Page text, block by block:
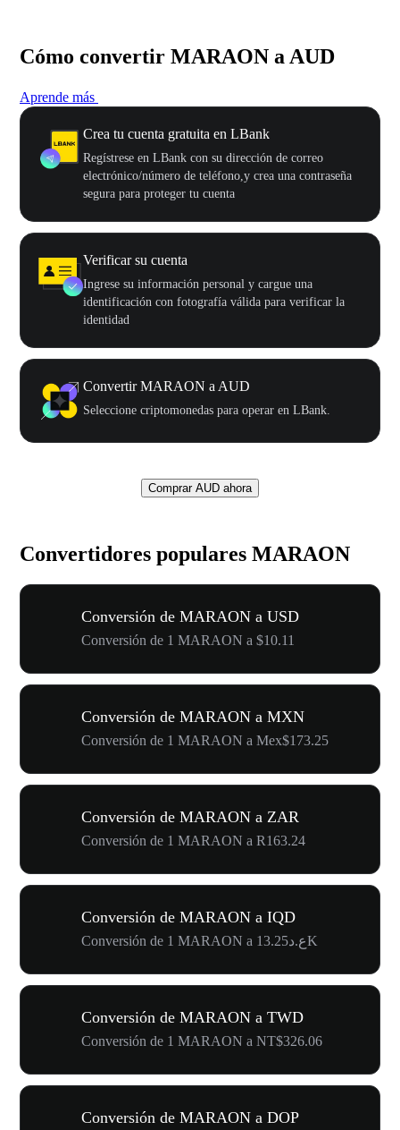
Cómo convertir MARAON a AUD
Aprende más
Crea tu cuenta gratuita en LBank
Regístrese en LBank con su dirección de correo
electrónico/número de teléfono,y crea una contraseña
segura para proteger tu cuenta
Verificar su cuenta
Ingrese su información personal y cargue una
identificación con fotografía válida para verificar la
identidad
Convertir MARAON a AUD
Seleccione criptomonedas para operar en LBank.
Comprar AUD ahora
Convertidores populares MARAON
Conversión de MARAON a USD
Conversión de 1 MARAON a $10.11
Conversión de MARAON a MXN
Conversión de 1 MARAON a Mex$173.25
Conversión de MARAON a ZAR
Conversión de 1 MARAON a R163.24
Conversión de MARAON a IQD
Conversión de 1 MARAON a ع.د13.25K
Conversión de MARAON a TWD
Conversión de 1 MARAON a NT$326.06
Conversión de MARAON a DOP